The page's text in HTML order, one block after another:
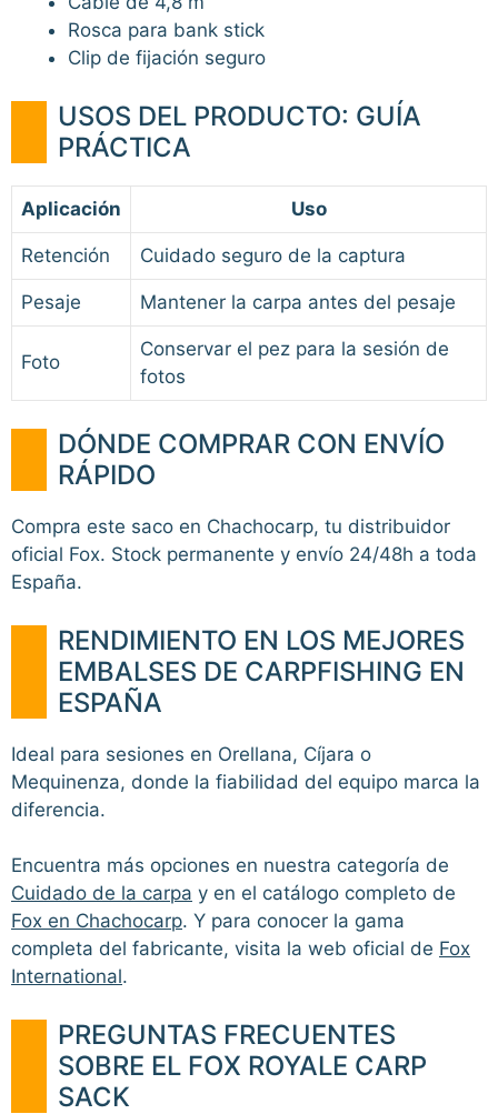
Rosca para bank stick
Clip de fijación seguro
USOS DEL PRODUCTO: GUÍA
PRÁCTICA
Aplicación Uso
Retención Cuidado seguro de la captura
Pesaje Mantener la carpa antes del pesaje
Foto
Conservar el pez para la sesión de
fotos
DÓNDE COMPRAR CON ENVÍO
RÁPIDO
Compra este saco en Chachocarp, tu distribuidor
oficial Fox. Stock permanente y envío 24/48h a toda
España.
RENDIMIENTO EN LOS MEJORES
EMBALSES DE CARPFISHING EN
ESPAÑA
Ideal para sesiones en Orellana, Cíjara o
Mequinenza, donde la fiabilidad del equipo marca la
diferencia.
Encuentra más opciones en nuestra categoría de
Cuidado de la carpa y en el catálogo completo de
Fox en Chachocarp. Y para conocer la gama
completa del fabricante, visita la web oficial de Fox
International.
PREGUNTAS FRECUENTES
SOBRE EL FOX ROYALE CARP
SACK